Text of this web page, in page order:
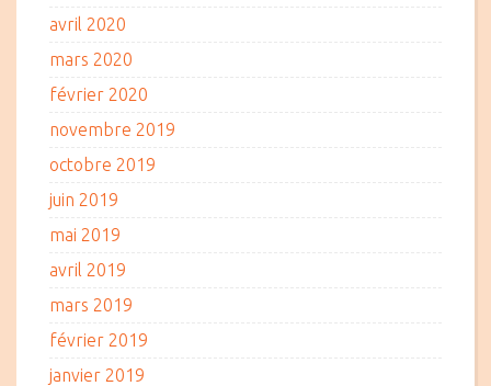
avril 2020
mars 2020
février 2020
novembre 2019
octobre 2019
juin 2019
mai 2019
avril 2019
mars 2019
février 2019
janvier 2019